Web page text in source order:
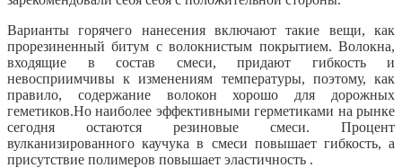
Варианты горячего нанесения включают такие вещи, как
прорезиненный битум с волокнистым покрытием. Волокна,
входящие в состав смеси, придают гибкость и
невосприимчивы к изменениям температуры, поэтому, как
правило, содержание волокон хорошо для дорожных
геметиков.Но наиболее эффективными герметиками на рынке
сегодня остаются резиновые смеси. Процент
вулканизированного каучука в смеси повышает гибкость, а
присутствие полимеров повышает эластичность .